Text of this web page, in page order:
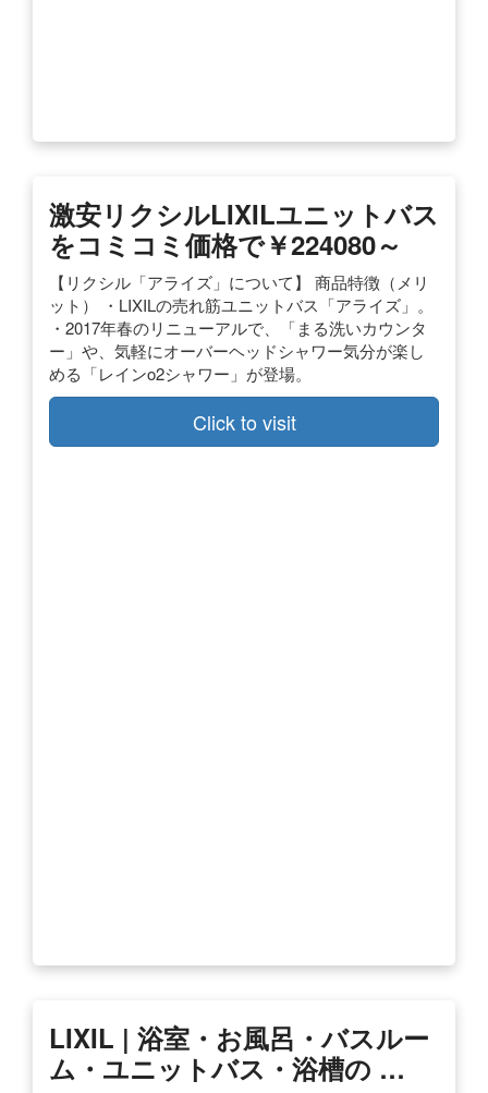
激安リクシルLIXILユニットバス
をコミコミ価格で￥224080～
【リクシル「アライズ」について】 商品特徴（メリ
ット） ・LIXILの売れ筋ユニットバス「アライズ」。
・2017年春のリニューアルで、「まる洗いカウンタ
ー」や、気軽にオーバーヘッドシャワー気分が楽し
める「レインo2シャワー」が登場。
Click to visit
LIXIL | 浴室・お風呂・バスルー
ム・ユニットバス・浴槽の …